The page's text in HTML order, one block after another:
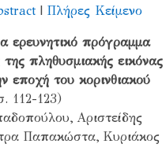
| Πλήρες Κείμενο
ερευνητικό πρόγραμμα
πληθυσμιακής εικόνας
εποχή του κορινθιακού
112-123)
Αριστείδης
Παπακώστα, Κυριάκος